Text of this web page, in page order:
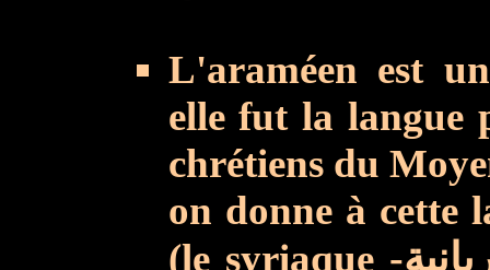
L'araméen est
elle fut la langue
chrétiens du
on donne à cette
(le syriaque